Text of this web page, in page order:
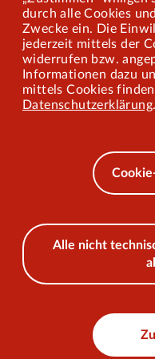
durch alle Cookies
Zwecke ein. Die
jederzeit mittels der
widerrufen bzw.
Informationen dazu
mittels Cookies
Datenschutzerklärung.
Alle nicht
Barrierefreiheit
Mobilität lernen